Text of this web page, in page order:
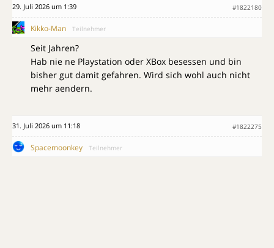
29. Juli 2026 um 1:39 #1822180
Kikko-Man Teilnehmer
Seit Jahren?
Hab nie ne Playstation oder XBox besessen und bin
bisher gut damit gefahren. Wird sich wohl auch nicht
mehr aendern.
31. Juli 2026 um 11:18 #1822275
Spacemoonkey Teilnehmer